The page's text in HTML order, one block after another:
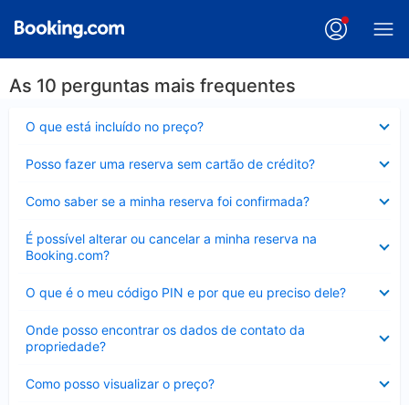
As 10 perguntas mais frequentes
O que está incluído no preço?
Posso fazer uma reserva sem cartão de crédito?
Como saber se a minha reserva foi confirmada?
É possível alterar ou cancelar a minha reserva na
Booking.com?
Contraído
O que é o meu código PIN e por que eu preciso dele?
Onde posso encontrar os dados de contato da
propriedade?
Como posso visualizar o preço?